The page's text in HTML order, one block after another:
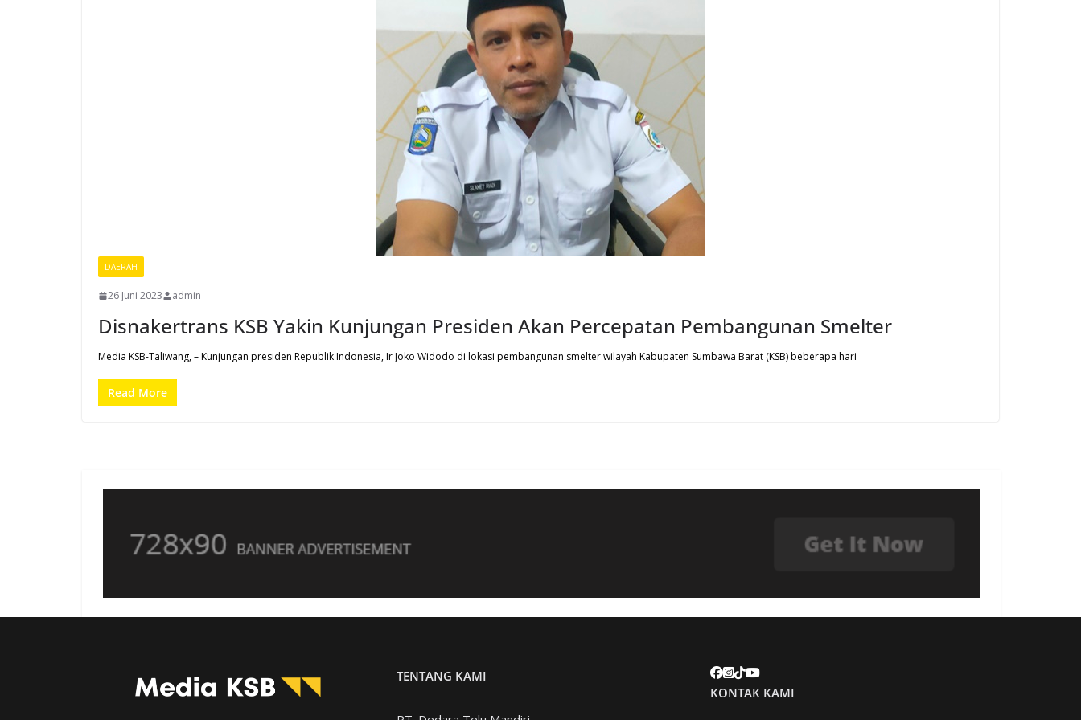
DAERAH
26 Juni 2023 admin
Disnakertrans KSB Yakin Kunjungan Presiden Akan Percepatan Pembangunan Smelter
Media KSB-Taliwang, – Kunjungan presiden Republik Indonesia, Ir Joko Widodo di lokasi pembangunan smelter wilayah Kabupaten Sumbawa Barat (KSB) beberapa hari
Read More
TENTANG KAMI
KONTAK KAMI